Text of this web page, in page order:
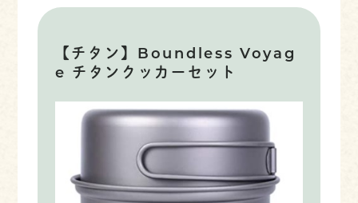
【チタン】Boundless Voyag
e チタンクッカーセット